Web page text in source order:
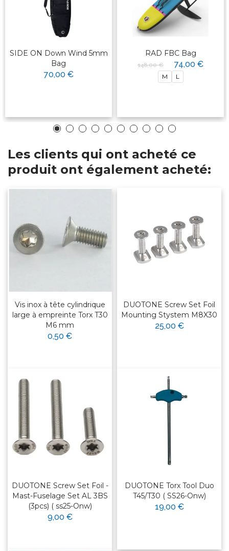
SIDE ON Down Wind 5mm
Bag
70,00 €
RAD FBC Bag
148,00 € 74,00 €
M L
Les clients qui ont acheté ce
produit ont également acheté:
Vis inox à tête cylindrique
large à empreinte Torx T30
M6 mm
0,50 €
DUOTONE Screw Set Foil
Mounting Stystem M8X30
25,00 €
DUOTONE Screw Set Foil -
Mast-Fuselage Set AL 3BS
(3pcs) ( ss25-Onw)
9,00 €
DUOTONE Torx Tool Duo
T45/T30 ( SS26-Onw)
19,00 €